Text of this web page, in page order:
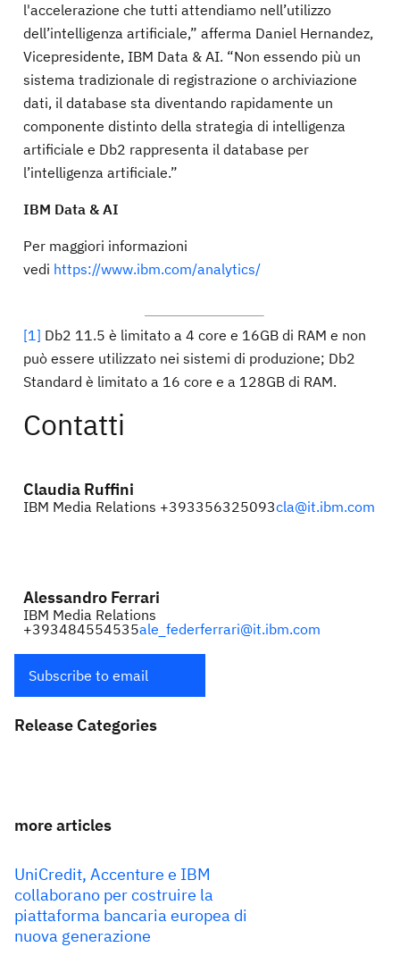
l'accelerazione che tutti attendiamo nell’utilizzo
dell’intelligenza artificiale,” afferma Daniel Hernandez,
Vicepresidente, IBM Data & AI. “Non essendo più un
sistema tradizionale di registrazione o archiviazione
dati, il database sta diventando rapidamente un
componente distinto della strategia di intelligenza
artificiale e Db2 rappresenta il database per
l’intelligenza artificiale.”
IBM Data & AI
Per maggiori informazioni
vedi https://www.ibm.com/analytics/
[1] Db2 11.5 è limitato a 4 core e 16GB di RAM e non
può essere utilizzato nei sistemi di produzione; Db2
Standard è limitato a 16 core e a 128GB di RAM.
Contatti
Claudia Ruffini
IBM Media Relations +393356325093cla@it.ibm.com
Alessandro Ferrari
IBM Media Relations
+393484554535ale_federferrari@it.ibm.com
Subscribe to email
Release Categories
more articles
UniCredit, Accenture e IBM
collaborano per costruire la
piattaforma bancaria europea di
nuova generazione